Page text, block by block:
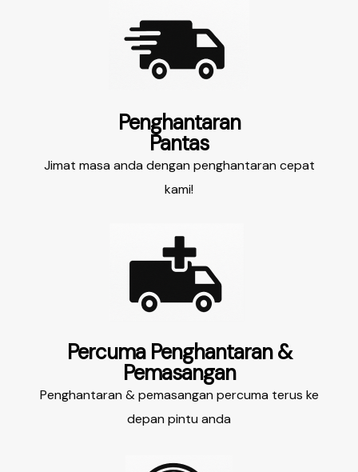
Penghantaran
Pantas
Jimat masa anda dengan penghantaran cepat
kami!
Percuma Penghantaran &
Pemasangan
Penghantaran & pemasangan percuma terus ke
depan pintu anda